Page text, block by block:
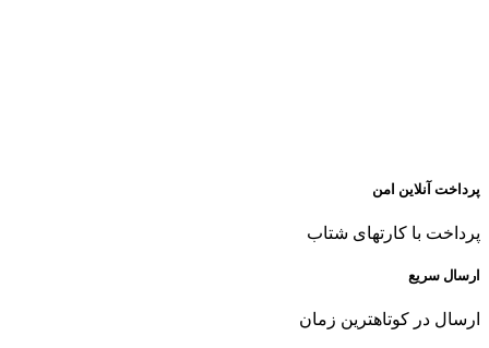
پرداخت آنلاین امن
پرداخت با کارتهای شتاب
ارسال سریع
ارسال در کوتاهترین زمان